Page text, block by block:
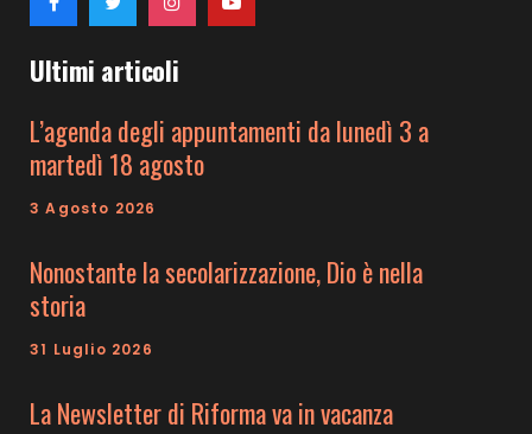
Ultimi articoli
L’agenda degli appuntamenti da lunedì 3 a
martedì 18 agosto
3 Agosto 2026
Nonostante la secolarizzazione, Dio è nella
storia
31 Luglio 2026
La Newsletter di Riforma va in vacanza